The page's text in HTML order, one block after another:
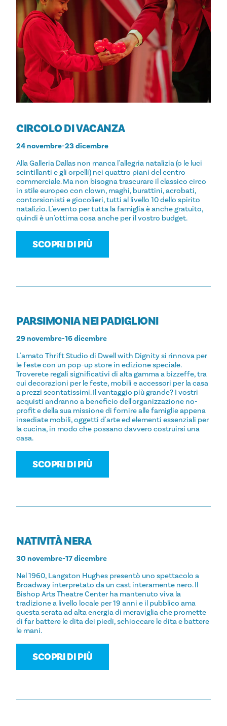
CIRCOLO DI VACANZA
24 novembre-23 dicembre
Alla Galleria Dallas non manca l'allegria natalizia (o le luci
scintillanti e gli orpelli) nei quattro piani del centro
commerciale. Ma non bisogna trascurare il classico circo
in stile europeo con clown, maghi, burattini, acrobati,
contorsionisti e giocolieri, tutti al livello 10 dello spirito
natalizio. L'evento per tutta la famiglia è anche gratuito,
quindi è un'ottima cosa anche per il vostro budget.
SCOPRI DI PIÙ
PARSIMONIA NEI PADIGLIONI
29 novembre-16 dicembre
L'amato Thrift Studio di Dwell with Dignity si rinnova per
le feste con un pop-up store in edizione speciale.
Troverete regali significativi di alta gamma a bizzeffe, tra
cui decorazioni per le feste, mobili e accessori per la casa
a prezzi scontatissimi. Il vantaggio più grande? I vostri
acquisti andranno a beneficio dell'organizzazione no-
profit e della sua missione di fornire alle famiglie appena
insediate mobili, oggetti d'arte ed elementi essenziali per
la cucina, in modo che possano davvero costruirsi una
casa.
SCOPRI DI PIÙ
NATIVITÀ NERA
30 novembre-17 dicembre
Nel 1960, Langston Hughes presentò uno spettacolo a
Broadway interpretato da un cast interamente nero. Il
Bishop Arts Theatre Center ha mantenuto viva la
tradizione a livello locale per 19 anni e il pubblico ama
questa serata ad alta energia di meraviglia che promette
di far battere le dita dei piedi, schioccare le dita e battere
le mani.
SCOPRI DI PIÙ